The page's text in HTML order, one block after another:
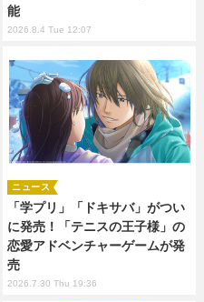
能
2026.8.4 Tue 12:07
「学プリ」「ドキサバ」がつい
に発売！「テニスの王子様」の
恋愛アドベンチャーゲームが発
売
ニュース
2026.7.30 Thu 19:36